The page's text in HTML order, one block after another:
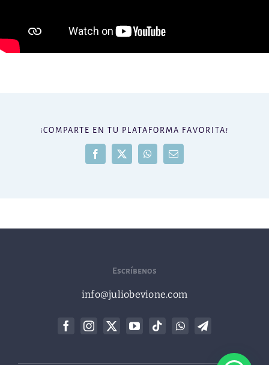
¡COMPARTE EN TU PLATAFORMA FAVORITA!
Facebook
X WhatsAppCorreo
Escríbenos
info@juliobevione.com